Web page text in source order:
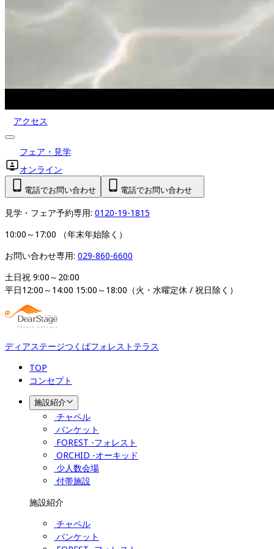
アクセス
フェア・見学
オンライン
電話でお問い合わせ 電話でお問い合わせ
見学・フェア予約専用: 0120-19-1815
10:00～17:00 （年末年始除く）
お問い合わせ専用: 029-860-6600
土日祝 9:00～20:00
平日12:00～14:00 15:00～18:00（火・水曜定休 / 祝日除く）
ディアステージつくばフォレストテラス
TOP
コンセプト
施設紹介
チャペル
バンケット
FOREST -フォレスト
ORCHID -オーキッド
少人数会場
付帯施設
施設紹介
チャペル
バンケット